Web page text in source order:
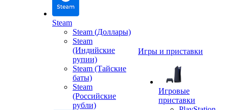
Steam
Steam (Доллары)
Steam
(Индийские
рупии)
Steam (Тайские
баты)
Steam
(Российские
рубли)
Игры и приставки
Игровые
приставки